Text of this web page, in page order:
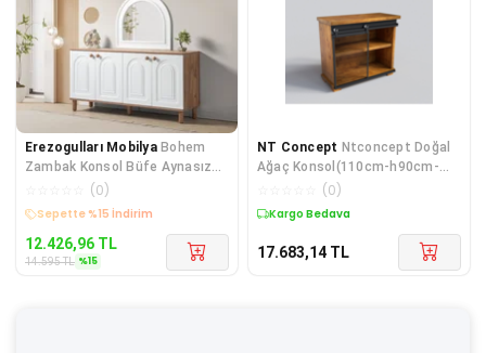
Erezogulları Mobilya Bohem
Zambak Konsol Büfe Aynasız
161x45x83cm
(0)
Kargo Bedava
12.426,96 TL
14.595TL %15
NT Concept Ntconcept Doğal
Ağaç Konsol(110cm-h90cm-
(0)
Kargo Bedava
17.683,14 TL